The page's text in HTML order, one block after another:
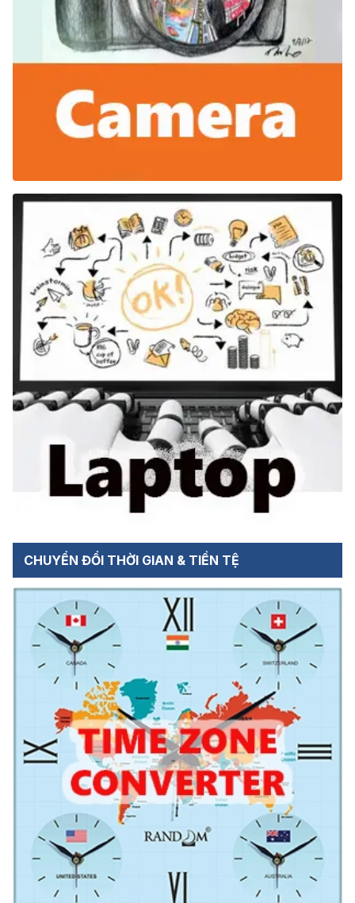
CHUYỂN ĐỔI THỜI GIAN & TIỀN TỆ